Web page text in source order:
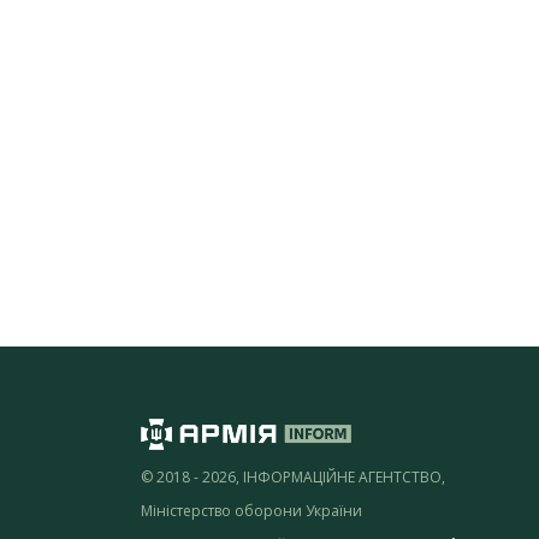
© 2018 - 2026, ІНФОРМАЦІЙНЕ АГЕНТСТВО,
Міністерство оборони України